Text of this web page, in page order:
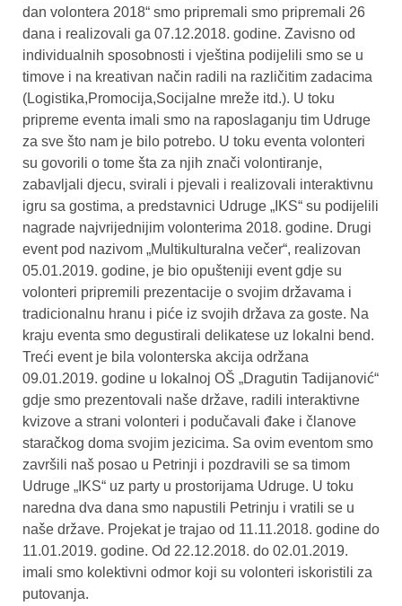
dan volontera 2018“ smo pripremali smo pripremali 26
dana i realizovali ga 07.12.2018. godine. Zavisno od
individualnih sposobnosti i vještina podijelili smo se u
timove i na kreativan način radili na različitim zadacima
(Logistika,Promocija,Socijalne mreže itd.). U toku
pripreme eventa imali smo na raposlaganju tim Udruge
za sve što nam je bilo potrebo. U toku eventa volonteri
su govorili o tome šta za njih znači volontiranje,
zabavljali djecu, svirali i pjevali i realizovali interaktivnu
igru sa gostima, a predstavnici Udruge „IKS“ su podijelili
nagrade najvrijednijim volonterima 2018. godine. Drugi
event pod nazivom „Multikulturalna večer“, realizovan
05.01.2019. godine, je bio opušteniji event gdje su
volonteri pripremili prezentacije o svojim državama i
tradicionalnu hranu i piće iz svojih država za goste. Na
kraju eventa smo degustirali delikatese uz lokalni bend.
Treći event je bila volonterska akcija održana
09.01.2019. godine u lokalnoj OŠ „Dragutin Tadijanović“
gdje smo prezentovali naše države, radili interaktivne
kvizove a strani volonteri i podučavali đake i članove
staračkog doma svojim jezicima. Sa ovim eventom smo
završili naš posao u Petrinji i pozdravili se sa timom
Udruge „IKS“ uz party u prostorijama Udruge. U toku
naredna dva dana smo napustili Petrinju i vratili se u
naše države. Projekat je trajao od 11.11.2018. godine do
11.01.2019. godine. Od 22.12.2018. do 02.01.2019.
imali smo kolektivni odmor koji su volonteri iskoristili za
putovanja.